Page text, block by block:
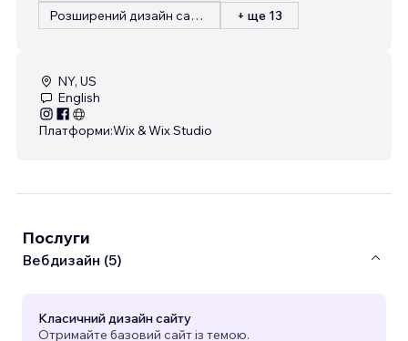
Розширений дизайн сайту
+ ще 13
NY, US
English
Платформи:Wix & Wix Studio
Послуги
Вебдизайн (5)
Класичний дизайн сайту
Отримайте базовий сайт із темою.